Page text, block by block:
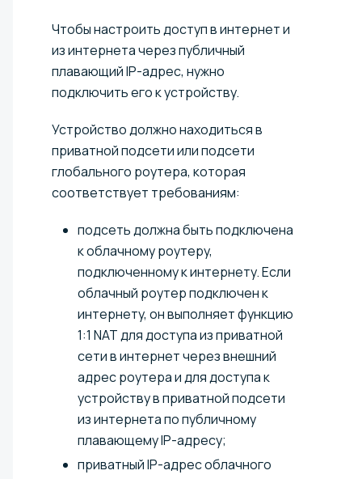
Чтобы настроить доступ в интернет и
из интернета через публичный
плавающий IP-адрес, нужно
подключить его к устройству.
Устройство должно находиться в
приватной подсети или подсети
глобального роутера, которая
соответствует требованиям:
подсеть должна быть подключена
к облачному роутеру,
подключенному к интернету. Если
облачный роутер подключен к
интернету, он выполняет функцию
1:1 NAT для доступа из приватной
сети в интернет через внешний
адрес роутера и для доступа к
устройству в приватной подсети
из интернета по публичному
плавающему IP-адресу;
приватный IP-адрес облачного